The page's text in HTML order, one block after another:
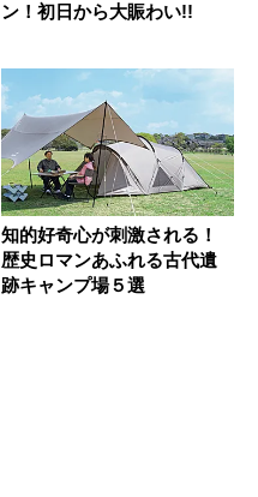
ン！初日から大賑わい!!
知的好奇心が刺激される！
歴史ロマンあふれる古代遺
跡キャンプ場５選